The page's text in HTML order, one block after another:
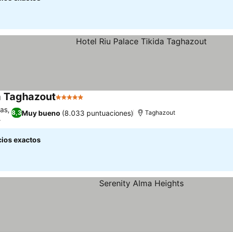
Taghazout5 Estrellas
8,3Muy bueno (8.033 puntuaciones) Taghazout
exactos